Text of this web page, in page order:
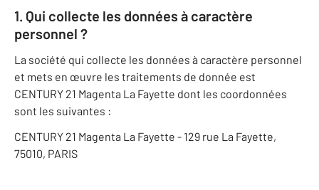
1. Qui collecte les données à caractère
personnel ?
La société qui collecte les données à caractère personnel
et mets en œuvre les traitements de donnée est
CENTURY 21 Magenta La Fayette dont les coordonnées
sont les suivantes :
CENTURY 21 Magenta La Fayette - 129 rue La Fayette,
75010, PARIS